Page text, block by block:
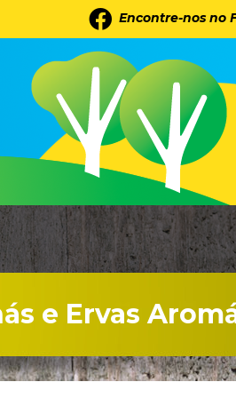
Encontre-nos no
e Ervas